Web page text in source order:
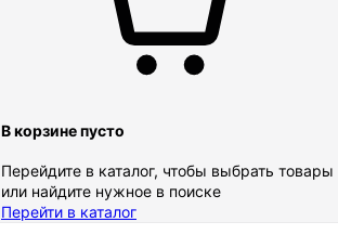
В корзине пусто
Перейдите в каталог, чтобы выбрать товары
или найдите нужное в поиске
Перейти в каталог